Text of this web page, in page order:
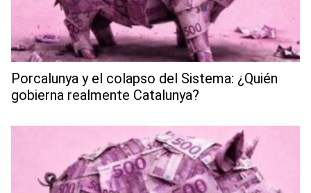
Porcalunya y el colapso del Sistema: ¿Quién
gobierna realmente Catalunya?